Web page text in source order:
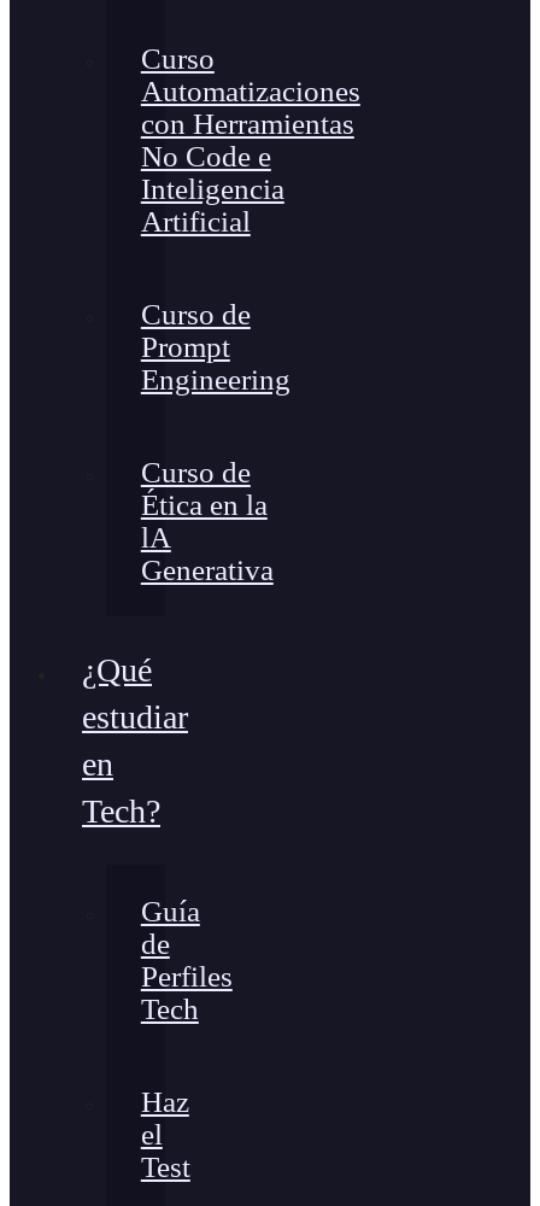
Curso
Automatizaciones
con Herramientas
No Code e
Inteligencia
Artificial
Curso de
Prompt
Engineering
Curso de
Ética en la
lA
Generativa
¿Qué
estudiar
en
Tech?
Guía
de
Perfiles
Tech
Haz
el
Test